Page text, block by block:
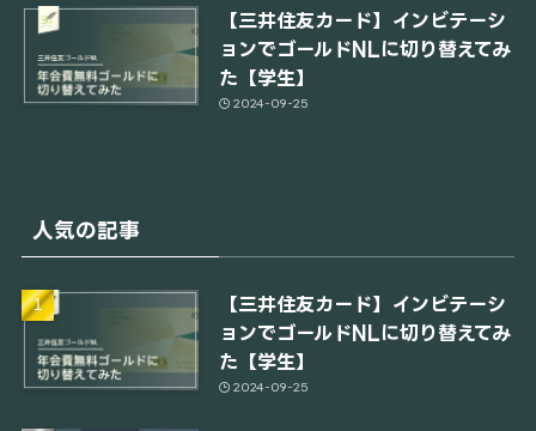
【三井住友カード】インビテーシ
ョンでゴールドNLに切り替えてみ
た【学生】
2024-09-25
人気の記事
【三井住友カード】インビテーシ
ョンでゴールドNLに切り替えてみ
た【学生】
2024-09-25